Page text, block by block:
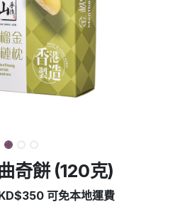
奇餅 (120克)
可免本地運費